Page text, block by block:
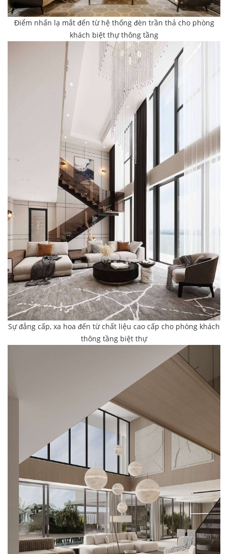
Điểm nhấn lạ mắt đến từ hệ thống đèn trần thả cho phòng
khách biệt thự thông tầng
Sự đẳng cấp, xa hoa đến từ chất liệu cao cấp cho phòng khách
thông tầng biệt thự